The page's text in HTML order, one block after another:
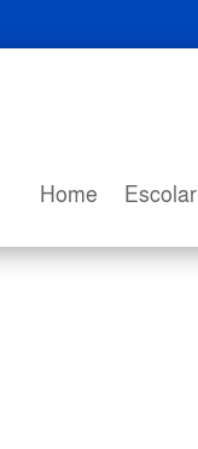
Home Escolar